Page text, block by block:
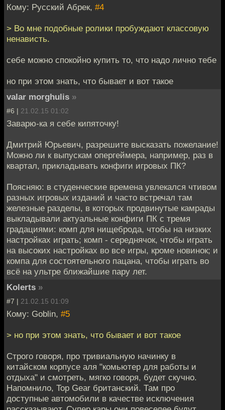
Кому: Русский Абрек, #4
> Во мне подобные ролики пробуждают классовую
ненависть.
себе можно спокойно купить то, что надо лично тебе
но при этом знать, что бывает и вот такое
valar morghulis »
#6 | 21.02.15 01:02
Заварю-ка я себе кипяточку!
Дмитрий Юрьевич, разрешите высказать пожелание!
Можно ли к выпускам опергеймера, например, раз в
квартал, прикладывать конфиги игровых ПК?
Поясняю: в студенческие времена увлекался чтивом
разных игровых изданий и часто встречал там
железные разделы, в которых продвинутые камрады
выкладывали актуальные конфиги ПК с тремя
градациями: комп для нищеброда, чтобы на низких
настройках играть; комп - середнячок, чтобы играть
на высоких настройках во все игры, кроме новинок; и
компа для состоятельного пацана, чтобы играть во
всё на ультре ближайшие пару лет.
Kolerts »
#7 | 21.02.15 01:09
Кому: Goblin, #5
> но при этом знать, что бывает и вот такое
Строго говоря, про тривиальную начинку в
китайском корпусе аля "комьютер для работы и
отдыха" и смотреть, мягко говоря, будет скучно.
Напомнило, Top Gear британский. Там про
доступные автомобили в качестве исключения